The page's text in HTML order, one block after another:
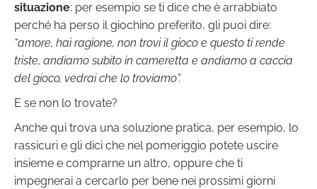
situazione: per esempio se ti dice che è arrabbiato
perché ha perso il giochino preferito, gli puoi dire:
“amore, hai ragione, non trovi il gioco e questo ti rende
triste, andiamo subito in cameretta e andiamo a caccia
del gioco, vedrai che lo troviamo”.
E se non lo trovate?
Anche qui trova una soluzione pratica, per esempio, lo
rassicuri e gli dici che nel pomeriggio potete uscire
insieme e comprarne un altro, oppure che ti
impegnerai a cercarlo per bene nei prossimi giorni